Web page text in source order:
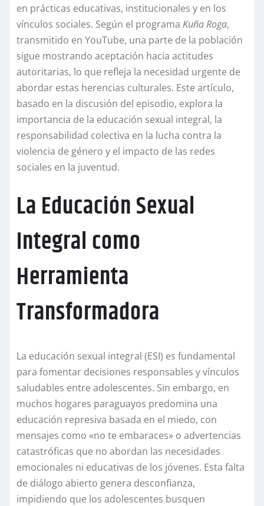
en prácticas educativas, institucionales y en los
vínculos sociales. Según el programa Kuña Roga,
transmitido en YouTube, una parte de la población
sigue mostrando aceptación hacia actitudes
autoritarias, lo que refleja la necesidad urgente de
abordar estas herencias culturales. Este artículo,
basado en la discusión del episodio, explora la
importancia de la educación sexual integral, la
responsabilidad colectiva en la lucha contra la
violencia de género y el impacto de las redes
sociales en la juventud.
La Educación Sexual
Integral como
Herramienta
Transformadora
La educación sexual integral (ESI) es fundamental
para fomentar decisiones responsables y vínculos
saludables entre adolescentes. Sin embargo, en
muchos hogares paraguayos predomina una
educación represiva basada en el miedo, con
mensajes como «no te embaraces» o advertencias
catastróficas que no abordan las necesidades
emocionales ni educativas de los jóvenes. Esta falta
de diálogo abierto genera desconfianza,
impidiendo que los adolescentes busquen